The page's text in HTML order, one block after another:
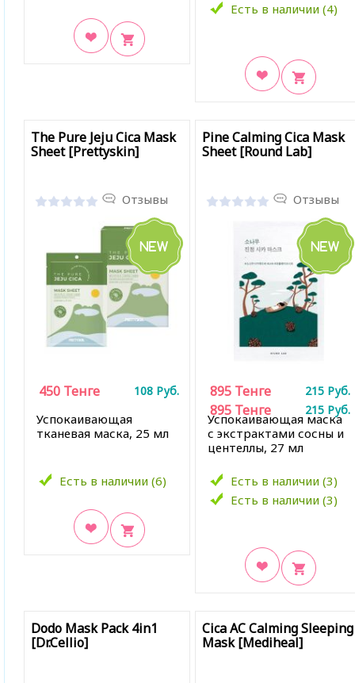
Есть в наличии (4)
The Pure Jeju Cica Mask
Sheet [Prettyskin]
Отзывы
Успокаивающая
тканевая маска, 25 мл
Есть в наличии (6)
450 Тенге 108 Руб.
Pine Calming Cica Mask
Sheet [Round Lab]
Отзывы
Успокаивающая маска
с экстрактами сосны и
центеллы, 27 мл
Есть в наличии (3)
895 Тенге 215 Руб.
Есть в наличии (3)
895 Тенге 215 Руб.
Dodo Mask Pack 4in1
[Dr.Cellio]
Cica AC Calming Sleeping
Mask [Mediheal]